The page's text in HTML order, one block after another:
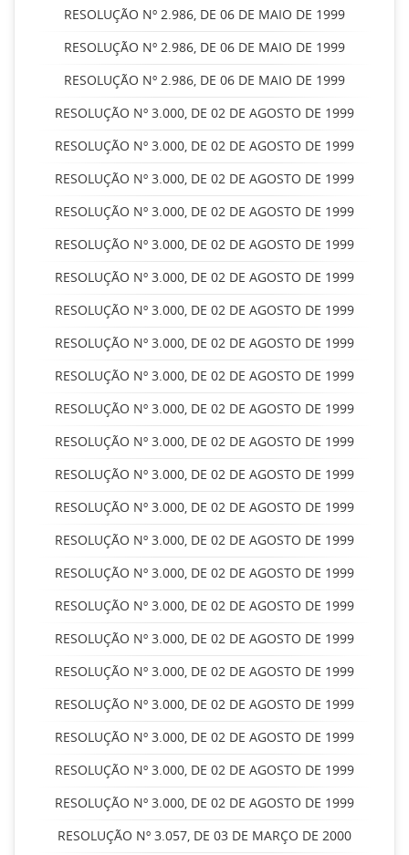
RESOLUÇÃO Nº 2.986, DE 06 DE MAIO DE 1999
RESOLUÇÃO Nº 2.986, DE 06 DE MAIO DE 1999
RESOLUÇÃO Nº 2.986, DE 06 DE MAIO DE 1999
RESOLUÇÃO Nº 3.000, DE 02 DE AGOSTO DE 1999
RESOLUÇÃO Nº 3.000, DE 02 DE AGOSTO DE 1999
RESOLUÇÃO Nº 3.000, DE 02 DE AGOSTO DE 1999
RESOLUÇÃO Nº 3.000, DE 02 DE AGOSTO DE 1999
RESOLUÇÃO Nº 3.000, DE 02 DE AGOSTO DE 1999
RESOLUÇÃO Nº 3.000, DE 02 DE AGOSTO DE 1999
RESOLUÇÃO Nº 3.000, DE 02 DE AGOSTO DE 1999
RESOLUÇÃO Nº 3.000, DE 02 DE AGOSTO DE 1999
RESOLUÇÃO Nº 3.000, DE 02 DE AGOSTO DE 1999
RESOLUÇÃO Nº 3.000, DE 02 DE AGOSTO DE 1999
RESOLUÇÃO Nº 3.000, DE 02 DE AGOSTO DE 1999
RESOLUÇÃO Nº 3.000, DE 02 DE AGOSTO DE 1999
RESOLUÇÃO Nº 3.000, DE 02 DE AGOSTO DE 1999
RESOLUÇÃO Nº 3.000, DE 02 DE AGOSTO DE 1999
RESOLUÇÃO Nº 3.000, DE 02 DE AGOSTO DE 1999
RESOLUÇÃO Nº 3.000, DE 02 DE AGOSTO DE 1999
RESOLUÇÃO Nº 3.000, DE 02 DE AGOSTO DE 1999
RESOLUÇÃO Nº 3.000, DE 02 DE AGOSTO DE 1999
RESOLUÇÃO Nº 3.000, DE 02 DE AGOSTO DE 1999
RESOLUÇÃO Nº 3.000, DE 02 DE AGOSTO DE 1999
RESOLUÇÃO Nº 3.000, DE 02 DE AGOSTO DE 1999
RESOLUÇÃO Nº 3.000, DE 02 DE AGOSTO DE 1999
RESOLUÇÃO Nº 3.057, DE 03 DE MARÇO DE 2000